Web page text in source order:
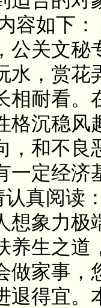
容如下
公关文秘
水，赏花
相耐看。
格沉稳
，和不
一定经
认真阅读
想象力极
养生之道
做家事，
退得宜。